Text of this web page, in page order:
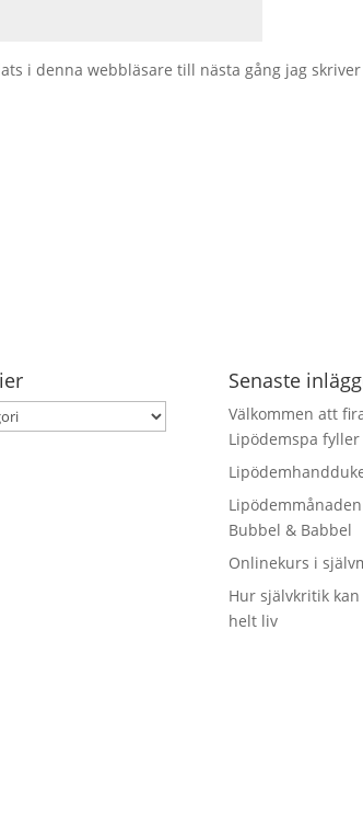
i denna webbläsare till nästa gång jag
Senaste
Välkommen att
Lipödemspa
Bubbel & Babbel
Onlinekurs i
Hur självkritik
helt liv